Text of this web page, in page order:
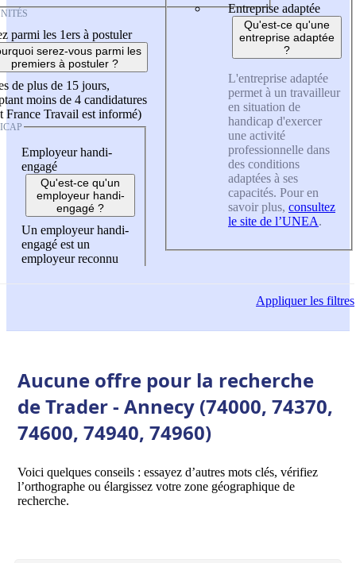
parmi les 1ers à postuler
serez-vous parmi les
premiers à postuler ?
de plus de 15 jours,
moins de 4 candidatures
France Travail est informé)
Employeur handi-
engagé
Qu'est-ce qu'un
employeur handi-
engagé ?
Un employeur handi-
engagé est un
employeur reconnu
Entreprise adaptée
Qu'est-ce qu'une
entreprise adaptée
?
L'entreprise adaptée
permet à un travailleur
en situation de
handicap d'exercer
une activité
professionnelle dans
des conditions
adaptées à ses
capacités. Pour en
savoir plus, consultez
le site de l’UNEA.
Appliquerles filtres
Aucune offre pour la recherche
de Trader - Annecy (74000, 74370,
74600, 74940, 74960)
Voici quelques conseils : essayez d’autres mots clés, vérifiez
l’orthographe ou élargissez votre zone géographique de
recherche.